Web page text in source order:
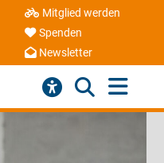
Mitglied werden
Spenden
Newsletter